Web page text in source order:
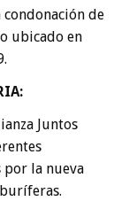
de
ubicado en
:
Juntos
la nueva